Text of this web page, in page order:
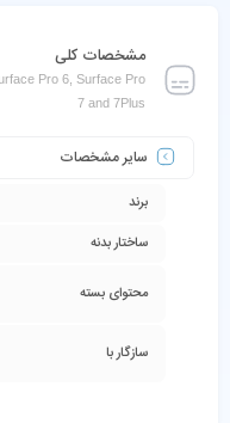
مشخصات کلی
Pro 6, Surface Pro
7 and 7Plus
سایر مشخصات
برند
ساختار بدنه
محتوای بسته
سازگار با